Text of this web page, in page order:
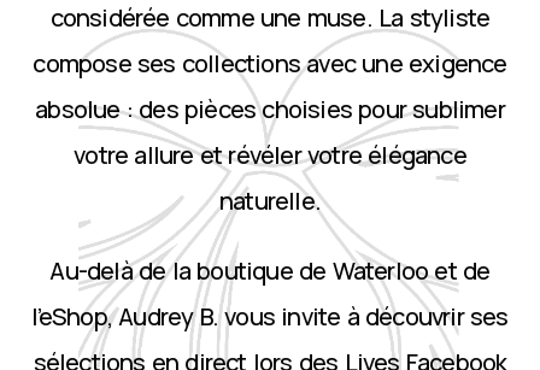
considérée comme une muse. La styliste
compose ses collections avec une exigence
absolue : des pièces choisies pour sublimer
votre allure et révéler votre élégance
naturelle.
Au-delà de la boutique de Waterloo et de
l’eShop, Audrey B. vous invite à découvrir ses
sélections en direct lors des Lives Facebook